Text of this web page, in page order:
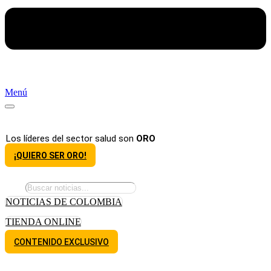
Menú
Los líderes del sector salud son ORO
¡QUIERO SER ORO!
NOTICIAS DE COLOMBIA
TIENDA ONLINE
CONTENIDO EXCLUSIVO